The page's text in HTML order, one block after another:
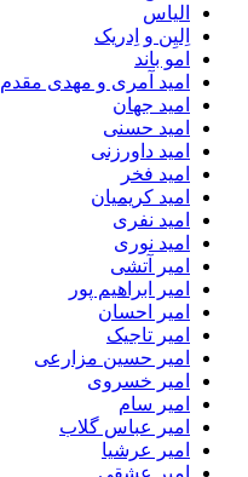
الیاس
اِلیِن و اِدریک
امو باند
امید آمری و مهدی مقدم
امید جهان
امید حسنی
امید داورزنی
امید فخر
امید کریمیان
امید نفری
امید نوری
امیر آتشی
امیر ابراهیم پور
امیر احسان
امیر تاجیک
امیر حسین مزارعی
امیر خسروی
امیر سام
امیر عباس گلاب
امیر عرشیا
امیر عشقی